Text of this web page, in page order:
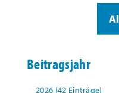
Beitragsjahr
2026 (42 Einträge)